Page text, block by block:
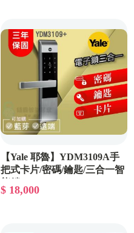
【Yale 耶魯】YDM3109A手
把式卡片/密碼/鑰匙/三合一智
$ 18,000